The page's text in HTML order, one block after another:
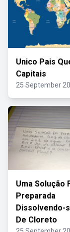
Unico Pais
Capitais
25 September
Uma Solução
Preparada
Dissolvendo-
De Cloreto